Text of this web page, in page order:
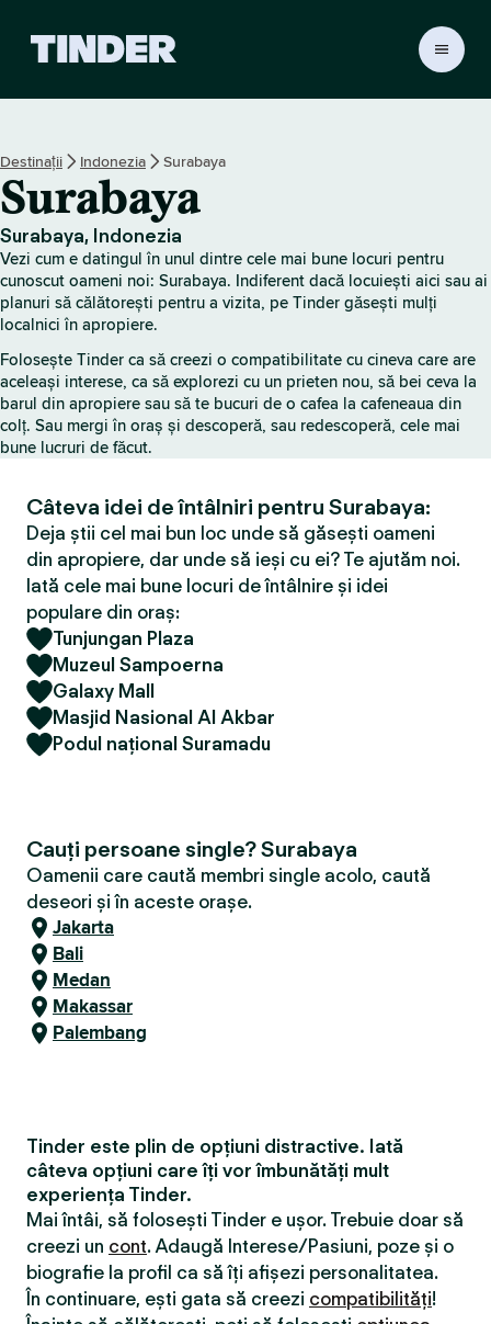
T
i
n
e
r
Destinații Indonezia Surabaya
Surabaya
Surabaya, Indonezia
Vezi cum e datingul în unul dintre cele mai bune locuri pentru
cunoscut oameni noi: Surabaya. Indiferent dacă locuiești aici sau ai
planuri să călătorești pentru a vizita, pe Tinder găsești mulți
localnici în apropiere.
Folosește Tinder ca să creezi o compatibilitate cu cineva care are
aceleași interese, ca să explorezi cu un prieten nou, să bei ceva la
barul din apropiere sau să te bucuri de o cafea la cafeneaua din
colț. Sau mergi în oraș și descoperă, sau redescoperă, cele mai
bune lucruri de făcut.
Câteva idei de întâlniri pentru Surabaya:
Deja știi cel mai bun loc unde să găsești oameni
din apropiere, dar unde să ieși cu ei? Te ajutăm noi.
Iată cele mai bune locuri de întâlnire și idei
populare din oraș:
Tunjungan Plaza
Muzeul Sampoerna
Galaxy Mall
Masjid Nasional Al Akbar
Podul național Suramadu
Cauți persoane single? Surabaya
Oamenii care caută membri single acolo, caută
deseori și în aceste orașe.
Jakarta
Bali
Medan
Makassar
Palembang
Tinder este plin de opțiuni distractive. Iată
câteva opțiuni care îți vor îmbunătăți mult
experiența Tinder.
Mai întâi, să folosești Tinder e ușor. Trebuie doar să
creezi un cont. Adaugă Interese/Pasiuni, poze și o
biografie la profil ca să îți afișezi personalitatea.
În continuare, ești gata să creezi compatibilităţi!